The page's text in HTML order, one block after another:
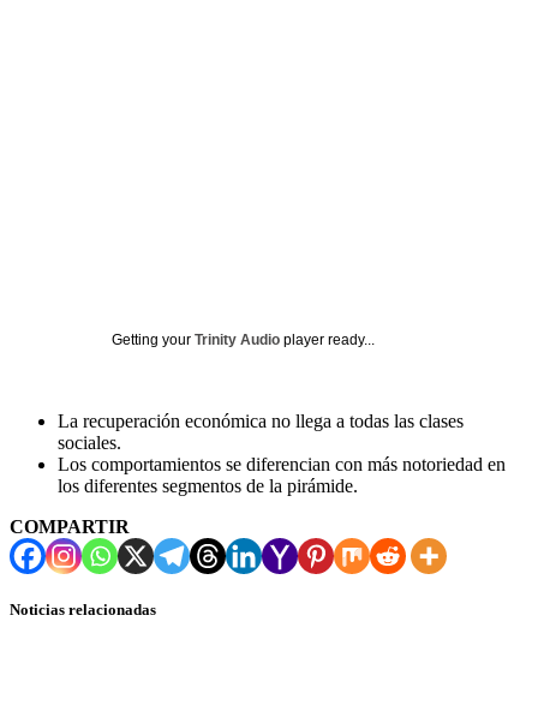
Getting your Trinity Audio player ready...
La recuperación económica no llega a todas las clases
sociales.
Los comportamientos se diferencian con más notoriedad en
los diferentes segmentos de la pirámide.
COMPARTIR
Noticias relacionadas